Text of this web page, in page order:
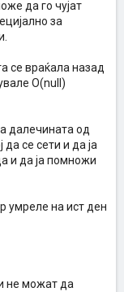
да го чујат
за
се враќала назад
О(null)
далечината од
се сети и да ја
и да ја помножи
умреле на ист ден
не можат да